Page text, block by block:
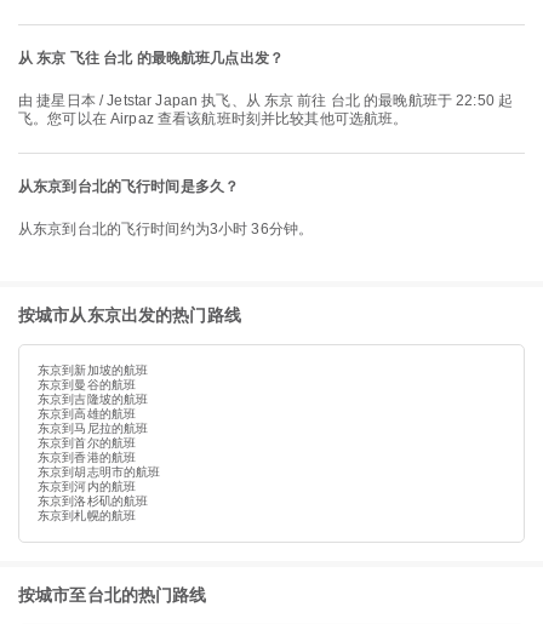
从 东京 飞往 台北 的最晚航班几点出发？
由 捷星日本 / Jetstar Japan 执飞、从 东京 前往 台北 的最晚航班于 22:50 起
飞。您可以在 Airpaz 查看该航班时刻并比较其他可选航班。
从东京到台北的飞行时间是多久？
从东京到台北的飞行时间约为3小时 36分钟。
按城市从东京出发的热门路线
东京到新加坡的航班
东京到曼谷的航班
东京到吉隆坡的航班
东京到高雄的航班
东京到马尼拉的航班
东京到首尔的航班
东京到香港的航班
东京到胡志明市的航班
东京到河内的航班
东京到洛杉矶的航班
东京到札幌的航班
按城市至台北的热门路线